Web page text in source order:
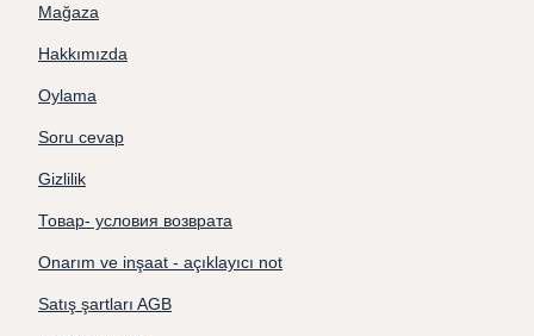
Mağaza
Hakkımızda
Oylama
Soru cevap
Gizlilik
Товар- условия возврата
Onarım ve inşaat - açıklayıcı not
Satış şartları AGB